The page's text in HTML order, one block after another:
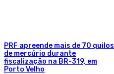
PRF apreende mais de 70 quilos
de mercúrio durante
fiscalização na BR-319, em
Porto Velho